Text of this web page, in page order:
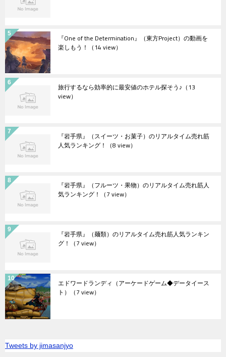
『One of the Determination』（東方Project）の動画を
楽しもう！ （14 view）
旅行するなら効率的に最安値のホテル探そう♪ （13
view）
『岩手県』（スイーツ・お菓子）のリアルタイム売れ筋
人気ランキング！ （8 view）
『岩手県』（フルーツ・果物）のリアルタイム売れ筋人
気ランキング！ （7 view）
『岩手県』（麺類）のリアルタイム売れ筋人気ランキン
グ！ （7 view）
エドワードランディ（アーケードゲーム◆データイース
ト） （7 view）
Tweets by jimasanjyo